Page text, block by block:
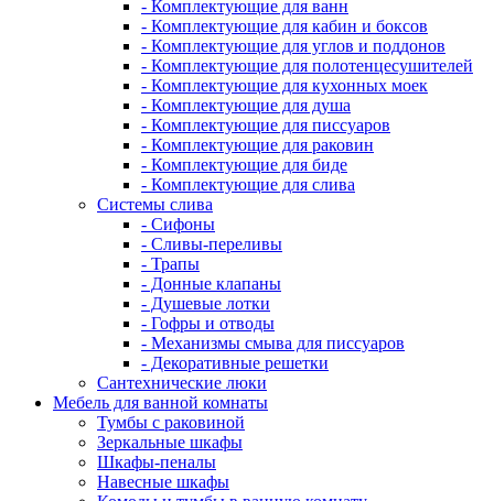
- Комплектующие для ванн
- Комплектующие для кабин и боксов
- Комплектующие для углов и поддонов
- Комплектующие для полотенцесушителей
- Комплектующие для кухонных моек
- Комплектующие для душа
- Комплектующие для писсуаров
- Комплектующие для раковин
- Комплектующие для биде
- Комплектующие для слива
Системы слива
- Сифоны
- Сливы-переливы
- Трапы
- Донные клапаны
- Душевые лотки
- Гофры и отводы
- Механизмы смыва для писсуаров
- Декоративные решетки
Сантехнические люки
Мебель для ванной комнаты
Тумбы с раковиной
Зеркальные шкафы
Шкафы-пеналы
Навесные шкафы